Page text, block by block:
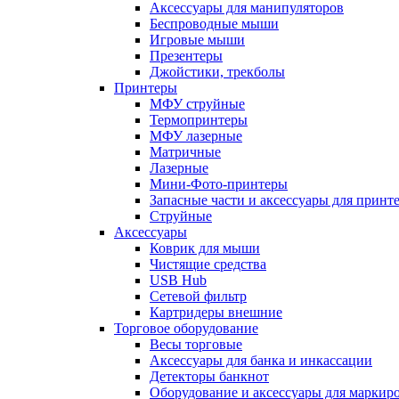
Аксессуары для манипуляторов
Беспроводные мыши
Игровые мыши
Презентеры
Джойстики, трекболы
Принтеры
МФУ струйные
Термопринтеры
МФУ лазерные
Матричные
Лазерные
Мини-Фото-принтеры
Запасные части и аксессуары для
Струйные
Аксессуары
Коврик для мыши
Чистящие средства
USB Hub
Сетевой фильтр
Картридеры внешние
Торговое оборудование
Весы торговые
Аксессуары для банка и инкассации
Детекторы банкнот
Оборудование и аксессуары для